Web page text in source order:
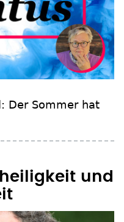
Der Sommer hat
und